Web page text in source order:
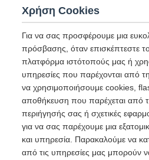
Χρήση Cookies
Για να σας προσφέρουμε μια
πρόσβασης, όταν επισκέπτεστε
πλατφόρμα ιστότοπούς μας ή
υπηρεσίες που παρέχονται από
να χρησιμοποιήσουμε cookies,
αποθήκευση που παρέχεται από
περιήγησής σας ή σχετικές
για να σας παρέχουμε μια
και υπηρεσία. Παρακαλούμε να
από τις υπηρεσίες μας μπορούν